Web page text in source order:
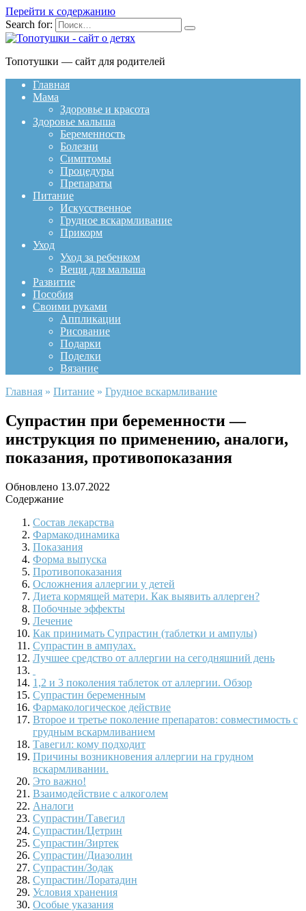
Перейти к содержанию
Search for:
Топотушки — сайт для родителей
Главная
Мама
Здоровье и красота
Здоровье малыша
Беременность
Болезни
Симптомы
Процедуры
Препараты
Питание
Искусственное
Грудное вскармливание
Прикорм
Уход
Уход за ребенком
Вещи для малыша
Развитие
Пособия
Своими руками
Аппликации
Рисование
Подарки
Поделки
Вязание
Главная » Питание » Грудное вскармливание
Супрастин при беременности —
инструкция по применению, аналоги,
показания, противопоказания
Обновлено 13.07.2022
Содержание
Состав лекарства
Фармакодинамика
Показания
Форма выпуска
Противопоказания
Осложнения аллергии у детей
Диета кормящей матери. Как выявить аллерген?
Побочные эффекты
Лечение
Как принимать Супрастин (таблетки и ампулы)
Супрастин в ампулах.
Лучшее средство от аллергии на сегодняшний день
1,2 и 3 поколения таблеток от аллергии. Обзор
Супрастин беременным
Фармакологическое действие
Второе и третье поколение препаратов: совместимость с
грудным вскармливанием
Тавегил: кому подходит
Причины возникновения аллергии на грудном
вскармливании.
Это важно!
Взаимодействие с алкоголем
Аналоги
Супрастин/Тавегил
Супрастин/Цетрин
Супрастин/Зиртек
Супрастин/Диазолин
Супрастин/Зодак
Супрастин/Лоратадин
Условия хранения
Особые указания